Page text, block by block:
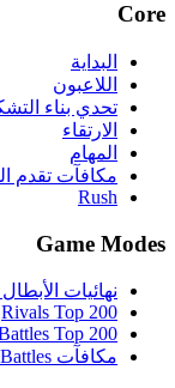
Core
البداية
اللاعبون
تحدي بناء
الارتقاء
المهام
مكافآت تقدم
Rush
Game Modes
نهائيات
Rivals Top 200
Top 200
مكافآت Squad Battles